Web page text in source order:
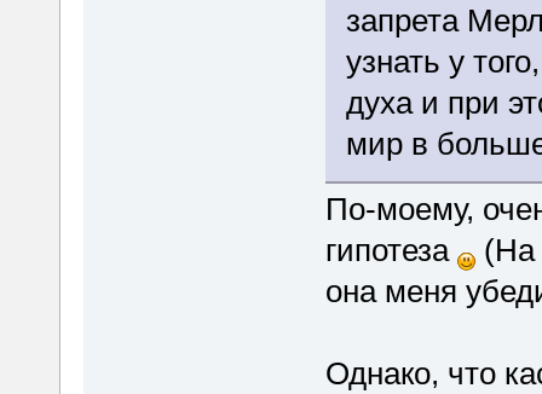
запрета
узнать у
духа и при
мир в
По-моему,
гипотеза
(На
она меня
Однако, что